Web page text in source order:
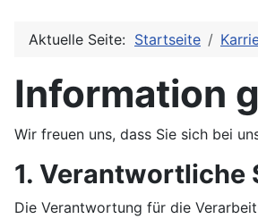
Aktuelle Seite: Startseite
Information
Wir freuen uns, dass Sie sich bei
1. Verantwortliche
Die Verantwortung für die